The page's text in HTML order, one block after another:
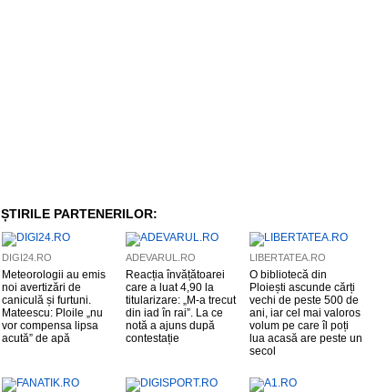
ȘTIRILE PARTENERILOR:
DIGI24.RO
Meteorologii au emis
noi avertizări de
caniculă și furtuni.
Mateescu: Ploile „nu
vor compensa lipsa
acută” de apă
ADEVARUL.RO
Reacția învățătoarei
care a luat 4,90 la
titularizare: „M-a trecut
din iad în rai”. La ce
notă a ajuns după
contestație
LIBERTATEA.RO
O bibliotecă din
Ploiești ascunde cărți
vechi de peste 500 de
ani, iar cel mai valoros
volum pe care îl poți
lua acasă are peste un
secol